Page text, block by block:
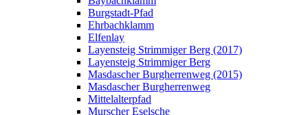
Burgstadt-Pfad
Ehrbachklamm
Elfenlay
Layensteig Strimmiger Berg (2017)
Layensteig Strimmiger Berg
Masdascher Burgherrenweg (2015)
Masdascher Burgherrenweg
Mittelalterpfad
Murscher Eselsche